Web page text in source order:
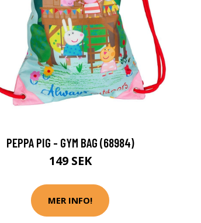
PEPPA PIG - GYM BAG (68984)
149 SEK
MER INFO!